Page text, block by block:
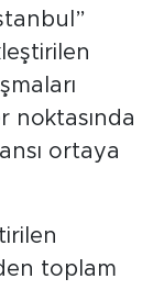
noktasında
ortaya
toplam